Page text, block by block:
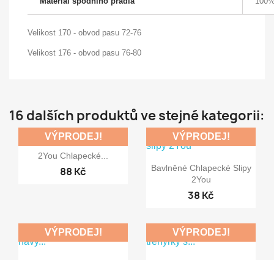
Velikost 170 - obvod pasu 72-76
Velikost 176 - obvod pasu 76-80
16 dalších produktů ve stejné kategorii:
 Rychlý náhled
2You Chlapecké...
88 Kč
VÝPRODEJ!
 Rychlý náhled
Bavlněné Chlapecké Slipy
2You
38 Kč
VÝPRODEJ!
VÝPRODEJ! VÝPRODEJ!